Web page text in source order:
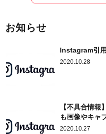
お知らせ
Instagram引
2020.10.28
【不具合情
も画像やキャ
2020.10.27